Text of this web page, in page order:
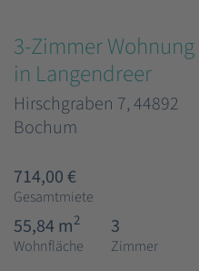
3-Zimmer Wohnung
in Langendreer
Hirschgraben 7, 44892
Bochum
714,00 €
Gesamtmiete
55,84 m2
Wohnfläche
3
Zimmer